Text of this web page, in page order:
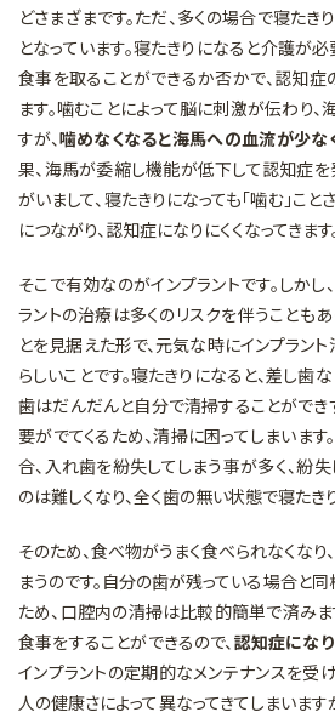
どさまざまです。ただ、多くの場合で寝たき
となっています。寝たきりになると介護が
食事を取ることができるか否かで、認知
ます。噛むことによって脳に刺激が伝わり
すが、噛めなくなると海馬への血流が少な
果、海馬が委縮し機能が低下して認知症を
がいまして、寝たきりになっても「噛む」こ
につながり、認知症になりにくくなってきます
そこで有効なのがインプラントです。しかし
ラントの治療は多くのリスクを伴うこともあ
とを見据えた形で、元気な時にインプラン
らしいことです。寝たきりになると、差し歯
歯はだんだんと自分で清掃することができ
要がでてくるため、清掃に困ってしまいます
合、入れ歯を紛失してしまう事が多く、紛
のは難しくなり、全く歯の無い状態で寝たき
そのため、食べ物がうまく食べられなくなり
まうのです。自分の歯が残っている場合と
ため、口腔内の清掃は比較的簡単で済みま
食事をすることができるので、 認知症になり
インプラントの定期的なメンテナンスを受
人の健康さによって異なってきてしまいます